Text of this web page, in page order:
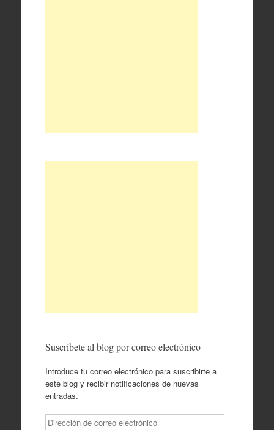
Suscríbete al blog por correo electrónico
Introduce tu correo electrónico para suscribirte a
este blog y recibir notificaciones de nuevas
entradas.
Dirección